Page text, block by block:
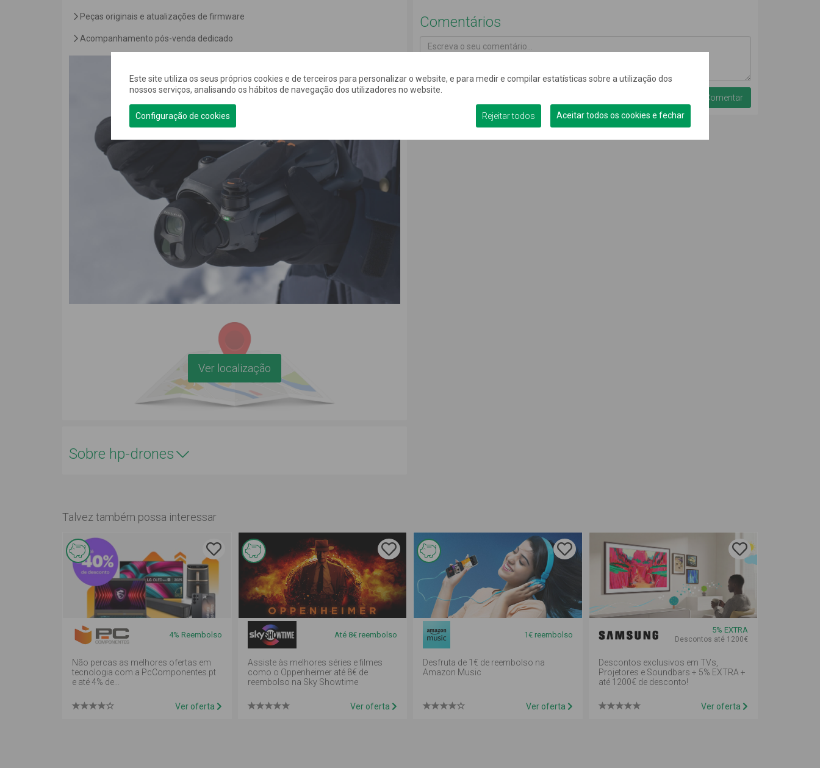
Peças originais e atualizações de firmware
Acompanhamento pós-venda dedicado
Ver localização
Sobre hp-drones
Comentários
Escreva o seu comentário...
Contente
Página de comentários atualizada
Talvez também possa interessar
Esta
oferta é
de
reembolso
em
mealheiro
4% Reembolso
Não percas as melhores ofertas em
tecnologia com a PcComponentes.pt
e até 4% de...
Ver oferta
Esta
oferta é
de
reembolso
em
mealheiro
Até 8€ reembolso
Assiste às melhores séries e filmes
como o Oppenheimer até 8€ de
reembolso na Sky Showtime
Ver oferta
Esta
oferta é
de
reembolso
em
mealheiro
1€ reembolso
Desfruta de 1€ de reembolso na
Amazon Music
Ver oferta
5% EXTRA
Descontos até 1200€
Descontos exclusivos em TVs,
Projetores e Soundbars + 5% EXTRA +
até 1200€ de desconto!
Ver oferta
Este site utiliza os seus próprios cookies e de terceiros para personalizar o website, e para medir e compilar estatísticas sobre a utilização dos
nossos serviços, analisando os hábitos de navegação dos utilizadores no website.
Configuração de cookies Rejeitar todos Aceitar todos os cookies e fechar